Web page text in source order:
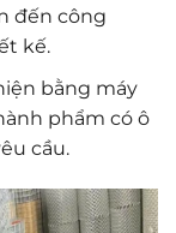
đến công
kế.
bằng máy
phẩm có ô
cầu.